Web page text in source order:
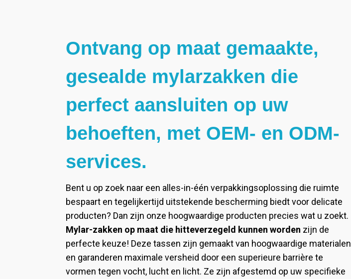
Ontvang op maat gemaakte,
gesealde mylarzakken die
perfect aansluiten op uw
behoeften, met OEM- en ODM-
services.
Bent u op zoek naar een alles-in-één verpakkingsoplossing die ruimte
bespaart en tegelijkertijd uitstekende bescherming biedt voor delicate
producten? Dan zijn onze hoogwaardige producten precies wat u zoekt.
Mylar-zakken op maat die hitteverzegeld kunnen worden zijn de
perfecte keuze! Deze tassen zijn gemaakt van hoogwaardige materialen
en garanderen maximale versheid door een superieure barrière te
vormen tegen vocht, lucht en licht. Ze zijn afgestemd op uw specifieke